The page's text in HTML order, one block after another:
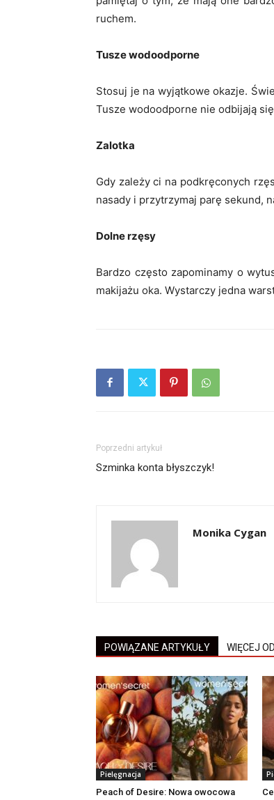
ruchem.
Tusze wodoodporne
Stosuj je na wyjątkowe okazje.
Tusze wodoodporne nie odbijają
Zalotka
Gdy zależy ci na podkręconych
nasady i przytrzymaj parę sekund,
Dolne rzęsy
Bardzo często zapominamy o
makijażu oka. Wystarczy jedna
Poprzedni artykuł
Szminka konta błyszczyk!
Monika Cygan
POWIĄZANE ARTYKUŁY WIĘCEJ
Pielęgnacja
Peach of Desire: Nowa owocowa